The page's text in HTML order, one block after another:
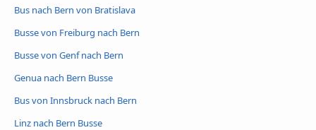
Bus nach Bern von Bratislava
Busse von Freiburg nach Bern
Busse von Genf nach Bern
Genua nach Bern Busse
Bus von Innsbruck nach Bern
Linz nach Bern Busse